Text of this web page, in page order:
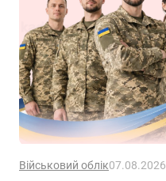
Військовий облік07.08.2026